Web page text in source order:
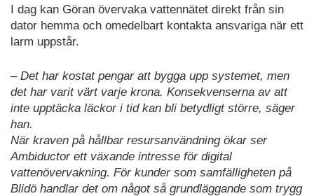
I dag kan Göran övervaka vattennätet direkt från sin
dator hemma och omedelbart kontakta ansvariga när ett
larm uppstår.
– Det har kostat pengar att bygga upp systemet, men
det har varit värt varje krona. Konsekvenserna av att
inte upptäcka läckor i tid kan bli betydligt större, säger
han.
När kraven på hållbar resursanvändning ökar ser
Ambiductor ett växande intresse för digital
vattenövervakning. För kunder som samfälligheten på
Blidö handlar det om något så grundläggande som trygg